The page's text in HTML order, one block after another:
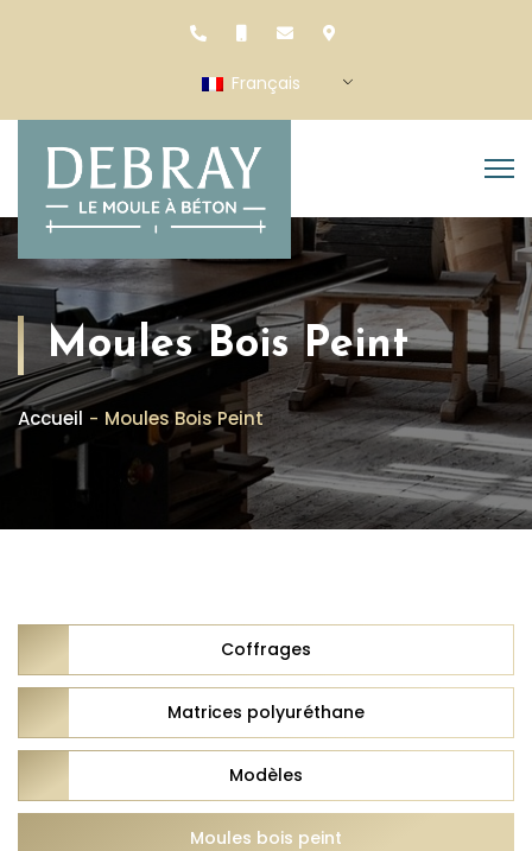
Français
Moules Bois Peint
Accueil Moules Bois Peint
Coffrages
Matrices polyuréthane
Modèles
Moules bois peint